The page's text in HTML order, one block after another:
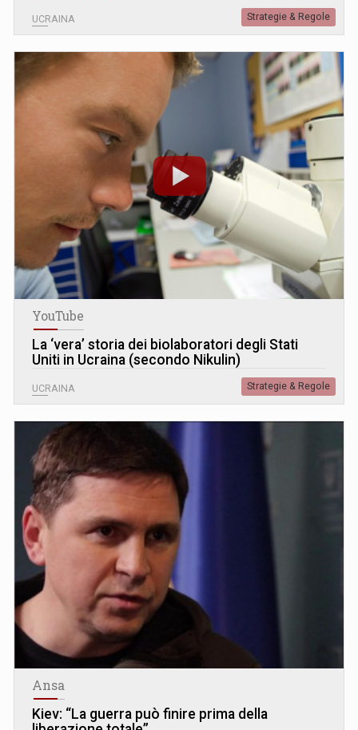
UCRAINA Strategie & Regole
YouTube
La ‘vera’ storia dei biolaboratori degli Stati
Uniti in Ucraina (secondo Nikulin)
UCRAINA Strategie & Regole
Ansa
Kiev: “La guerra può finire prima della